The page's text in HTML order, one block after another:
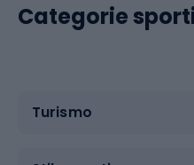
Categorie
Turismo